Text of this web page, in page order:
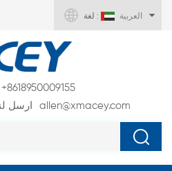
لغة : العربية
+8618950009155
ارسل
allen@xmacey.com